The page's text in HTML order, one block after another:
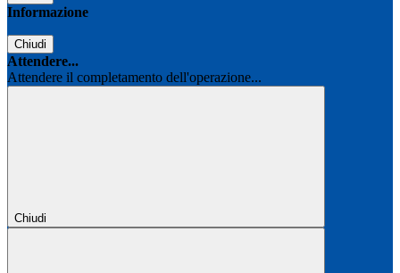
Informazione
Chiudi
Attendere...
Attendere il completamento dell'operazione...
Chiudi